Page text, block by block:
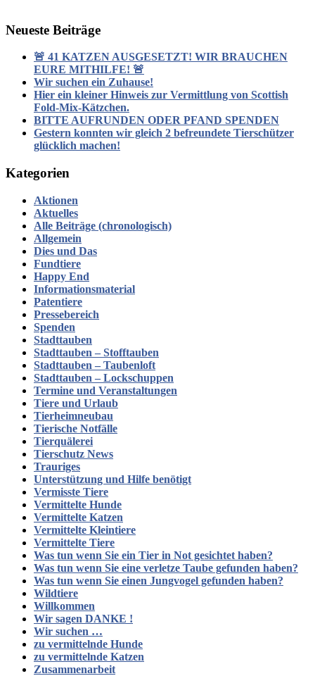
Neueste Beiträge
🚨 41 KATZEN AUSGESETZT! WIR BRAUCHEN
EURE MITHILFE! 🚨
Wir suchen ein Zuhause!
Hier ein kleiner Hinweis zur Vermittlung von Scottish
Fold-Mix-Kätzchen.
BITTE AUFRUNDEN ODER PFAND SPENDEN
Gestern konnten wir gleich 2 befreundete Tierschützer
glücklich machen!
Kategorien
Aktionen
Aktuelles
Alle Beiträge (chronologisch)
Allgemein
Dies und Das
Fundtiere
Happy End
Informationsmaterial
Patentiere
Pressebereich
Spenden
Stadttauben
Stadttauben – Stofftauben
Stadttauben – Taubenloft
Stadttauben – Lockschuppen
Termine und Veranstaltungen
Tiere und Urlaub
Tierheimneubau
Tierische Notfälle
Tierquälerei
Tierschutz News
Trauriges
Unterstützung und Hilfe benötigt
Vermisste Tiere
Vermittelte Hunde
Vermittelte Katzen
Vermittelte Kleintiere
Vermittelte Tiere
Was tun wenn Sie ein Tier in Not gesichtet haben?
Was tun wenn Sie eine verletze Taube gefunden haben?
Was tun wenn Sie einen Jungvogel gefunden haben?
Wildtiere
Willkommen
Wir sagen DANKE !
Wir suchen …
zu vermittelnde Hunde
zu vermittelnde Katzen
Zusammenarbeit